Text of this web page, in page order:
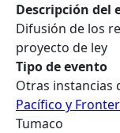
Descripción del
Difusión de los
proyecto de ley
Tipo de evento
Otras instancias
Pacífico y
Tumaco